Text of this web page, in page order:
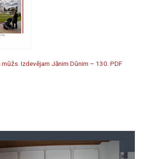
Izdevējam Jānim Dūnim – 130. PDF